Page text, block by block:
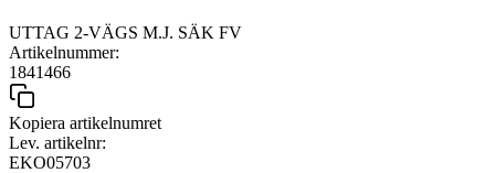
UTTAG 2-VÄGS M.J. SÄK FV
Artikelnummer:
1841466
Kopiera artikelnumret
Lev. artikelnr:
EKO05703